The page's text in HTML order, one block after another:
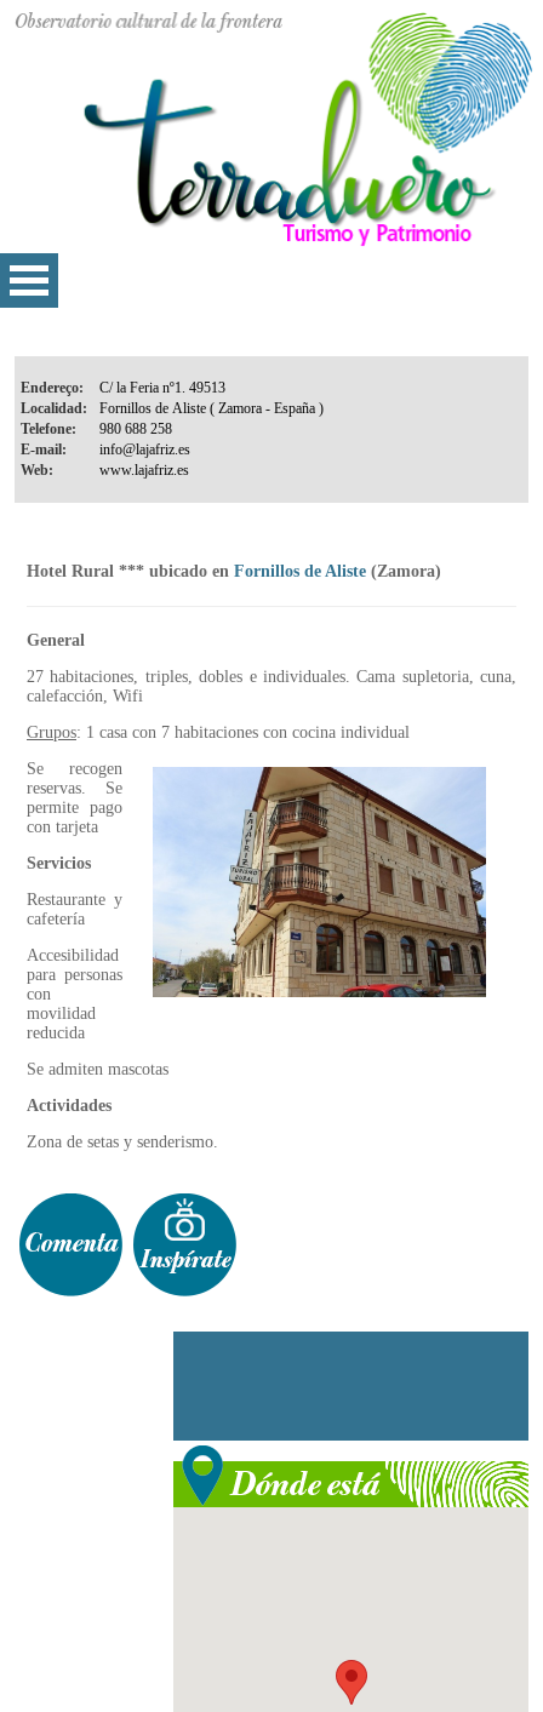
Endereço:
Localidad:
Telefone:
E-mail:
Web:
Hotel Rural *** ubicado en Fornillos de Aliste (Zamora)
General
27 habitaciones, triples, dobles e individuales. Cama supletoria, cuna,
calefacción, Wifi
Grupos: 1 casa con 7 habitaciones con cocina individual
Se recogen
reservas. Se
permite pago
con tarjeta
Servicios
Restaurante y
cafetería
Accesibilidad
para personas
con
movilidad
reducida
Se admiten mascotas
Actividades
Zona de setas y senderismo.